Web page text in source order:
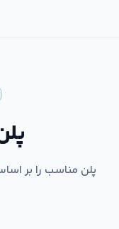
پلن مناسب را بر